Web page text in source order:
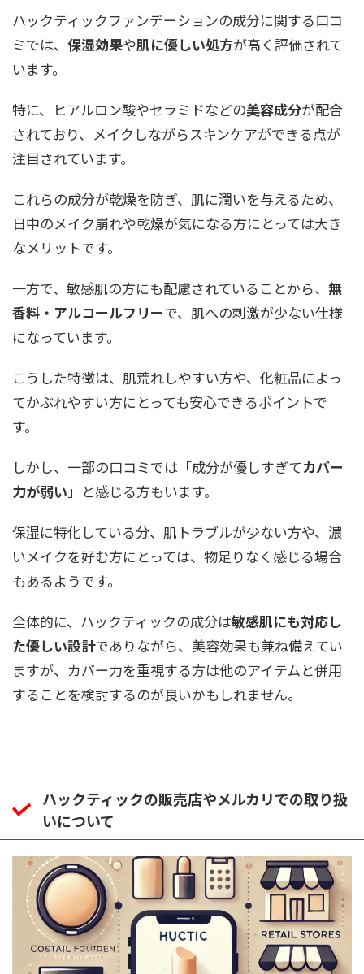
ハックティックファンデーションの成分に関する口コ
ミでは、 保湿効果や肌に優しい処方が高く評価されて
います。
特に、ヒアルロン酸やセラミドなどの美容成分が配合
されており、メイクしながらスキンケアができる点が
注目されています。
これらの成分が乾燥を防ぎ、肌に潤いを与えるため、
日中のメイク崩れや乾燥が気になる方にとっては大き
なメリットです。
一方で、敏感肌の方にも配慮されていることから、 無
香料・アルコールフリーで、肌への刺激が少ない仕様
になっています。
こうした特徴は、肌荒れしやすい方や、化粧品によっ
てかぶれやすい方にとっても安心できるポイントで
す。
しかし、一部の口コミでは「成分が優しすぎてカバー
力が弱い 」と感じる方もいます。
保湿に特化している分、肌トラブルが少ない方や、濃
いメイクを好む方にとっては、物足りなく感じる場合
もあるようです。
全体的に、ハックティックの成分は敏感肌にも対応し
た優しい設計でありながら、美容効果も兼ね備えてい
ますが、カバー力を重視する方は他のアイテムと併用
することを検討するのが良いかもしれません。
ハックティックの販売店やメルカリでの取り扱
いについて